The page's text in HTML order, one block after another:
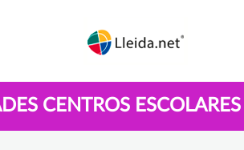
CENTROS ESCOLARES